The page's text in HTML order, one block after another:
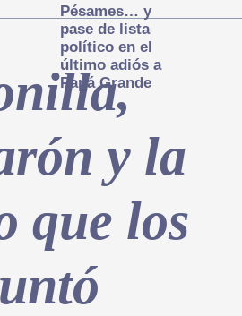
Pésames… y
pase de lista
político en el
último adiós a
Papá Grande
y la
que los